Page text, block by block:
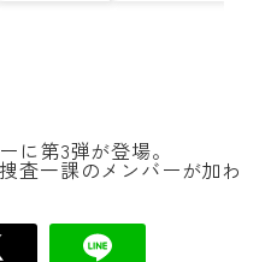
に第3弾が登場。
査一課のメンバーが加わ